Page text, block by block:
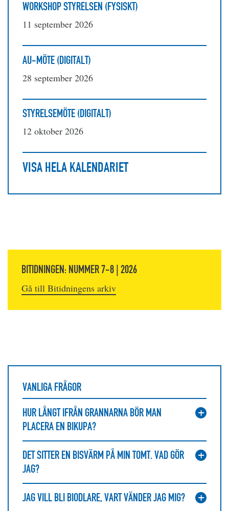
WORKSHOP STYRELSEN (FYSISKT)
11 september 2026
AU-MÖTE (DIGITALT)
28 september 2026
STYRELSEMÖTE (DIGITALT)
12 oktober 2026
VISA HELA KALENDARIET
BITIDNINGEN: NUMMER 7-8 | 2026
Gå till Bitidningens arkiv
VANLIGA FRÅGOR
HUR LÅNGT IFRÅN GRANNARNA BÖR MAN
PLACERA EN BIKUPA?
DET SITTER EN BISVÄRM PÅ MIN TOMT. VAD GÖR
JAG?
JAG VILL BLI BIODLARE, VART VÄNDER JAG MIG?